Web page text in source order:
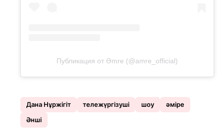
Публикация от Əmre (@amre_official)
Дана Нұржігіт тележүргізуші шоу
әміре
Әнші